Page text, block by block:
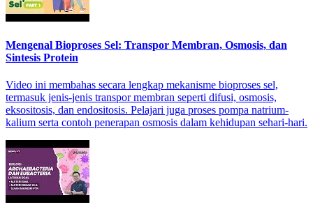
Mengenal Bioproses Sel: Transpor Membran, Osmosis, dan
Sintesis Protein
Video ini membahas secara lengkap mekanisme bioproses sel,
termasuk jenis-jenis transpor membran seperti difusi, osmosis,
eksositosis, dan endositosis. Pelajari juga proses pompa natrium-
kalium serta contoh penerapan osmosis dalam kehidupan sehari-hari.